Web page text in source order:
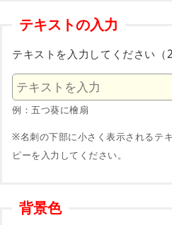
テキストの入力
テキストを入力してください（
例：五つ葵に檜扇
※名刺の下部に小さく表示されるテ
ピーを入力してください。
背景色